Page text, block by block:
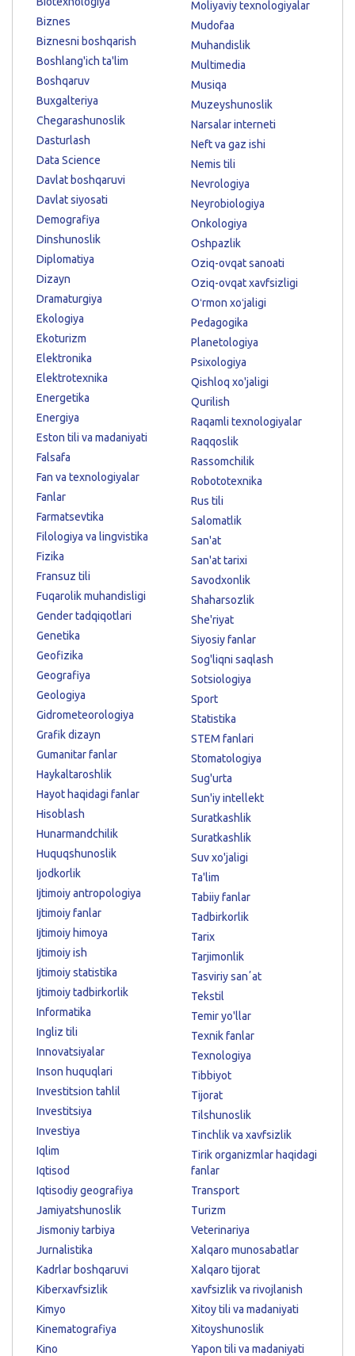
Biznes
Biznesni boshqarish
Boshlang'ich ta'lim
Boshqaruv
Buxgalteriya
Chegarashunoslik
Dasturlash
Data Science
Davlat boshqaruvi
Davlat siyosati
Demografiya
Dinshunoslik
Diplomatiya
Dizayn
Dramaturgiya
Ekologiya
Ekoturizm
Elektronika
Elektrotexnika
Energetika
Energiya
Eston tili va madaniyati
Falsafa
Fan va texnologiyalar
Fanlar
Farmatsevtika
Filologiya va lingvistika
Fizika
Fransuz tili
Fuqarolik muhandisligi
Gender tadqiqotlari
Genetika
Geofizika
Geografiya
Geologiya
Gidrometeorologiya
Grafik dizayn
Gumanitar fanlar
Haykaltaroshlik
Hayot haqidagi fanlar
Hisoblash
Hunarmandchilik
Huquqshunoslik
Ijodkorlik
Ijtimoiy antropologiya
Ijtimoiy fanlar
Ijtimoiy himoya
Ijtimoiy ish
Ijtimoiy statistika
Ijtimoiy tadbirkorlik
Informatika
Ingliz tili
Innovatsiyalar
Inson huquqlari
Investitsion tahlil
Investitsiya
Investiya
Iqlim
Iqtisod
Iqtisodiy geografiya
Jamiyatshunoslik
Jismoniy tarbiya
Jurnalistika
Kadrlar boshqaruvi
Kiberxavfsizlik
Kimyo
Kinematografiya
Kino
Moliyaviy texnologiyalar
Mudofaa
Muhandislik
Multimedia
Musiqa
Muzeyshunoslik
Narsalar interneti
Neft va gaz ishi
Nemis tili
Nevrologiya
Neyrobiologiya
Onkologiya
Oshpazlik
Oziq-ovqat sanoati
Oziq-ovqat xavfsizligi
Oʻrmon xoʻjaligi
Pedagogika
Planetologiya
Psixologiya
Qishloq xo'jaligi
Qurilish
Raqamli texnologiyalar
Raqqoslik
Rassomchilik
Robototexnika
Rus tili
Salomatlik
San'at
San'at tarixi
Savodxonlik
Shaharsozlik
She'riyat
Siyosiy fanlar
Sog'liqni saqlash
Sotsiologiya
Sport
Statistika
STEM fanlari
Stomatologiya
Sug'urta
Sun'iy intellekt
Suratkashlik
Suratkashlik
Suv xo'jaligi
Ta'lim
Tabiiy fanlar
Tadbirkorlik
Tarix
Tarjimonlik
Tasviriy sanʼat
Tekstil
Temir yo'llar
Texnik fanlar
Texnologiya
Tibbiyot
Tijorat
Tilshunoslik
Tinchlik va xavfsizlik
Tirik organizmlar haqidagi
fanlar
Transport
Turizm
Veterinariya
Xalqaro munosabatlar
Xalqaro tijorat
xavfsizlik va rivojlanish
Xitoy tili va madaniyati
Xitoyshunoslik
Yapon tili va madaniyati